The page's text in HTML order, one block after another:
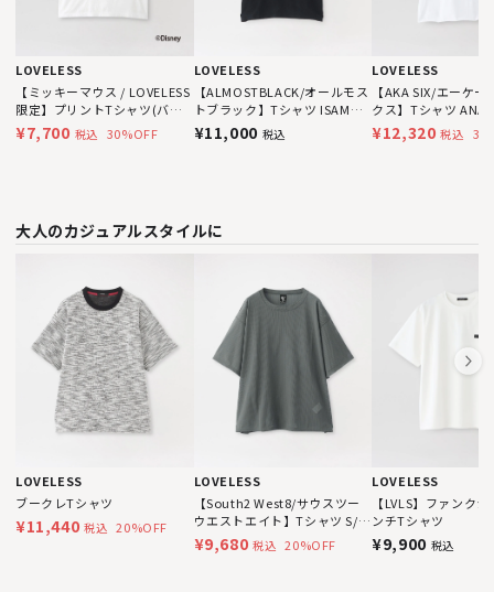
LOVELESS
【ミッキーマウス / LOVELESS
限定】プリントTシャツ(バッ
クスタイル)
¥7,700 税込 30%OFF
LOVELESS
【ALMOSTBLACK/オールモス
トブラック】Tシャツ ISAMU
NOGUCHI PRINT T-SHIRTS
IN-CS06
¥11,000 税込
LOVELESS
【AKA SIX/エーケー
クス】Tシャツ
PUNK
¥12,320 税込
大人のカジュアルスタイルに
LOVELESS
ブークレTシャツ
¥11,440 税込 20%OFF
LOVELESS
【South2 West8/サウスツー
ウエストエイト】Tシャツ S/S
Crew Neck Shirt - Knit Mesh
SX721
¥9,680 税込 20%OFF
LOVELESS
【LVLS】ファンク
ンチTシャツ
¥9,900 税込